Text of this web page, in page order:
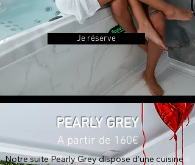
apprécierez déguster un apéritif ou votre petit-
déjeuner.
Je réserve
PEARLY GREY
A partir de 160€
Notre suite Pearly Grey dispose d’une cuisine